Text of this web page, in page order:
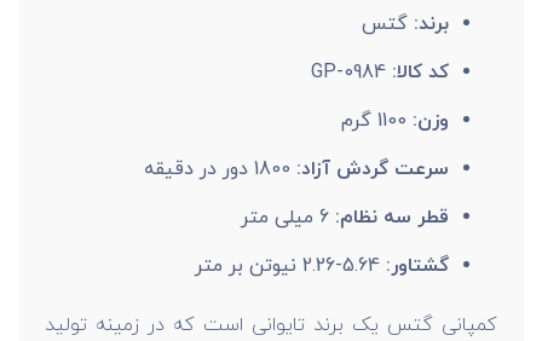
برند:گتس
کد کالا:GP-0984
وزن: 1100 گرم
سرعت گردش آزاد: 1800 دور در دقیقه
قطر سه نظام:6 میلی متر
گشتاور:5.64-2.26 نیوتن بر متر
کمپانی گتس یک برند تایوانی است که در زمینه تولید